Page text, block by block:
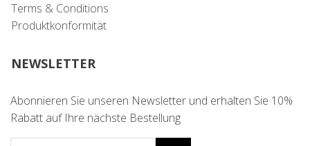
Terms & Conditions
Produktkonformität
NEWSLETTER
Abonnieren Sie unseren Newsletter und erhalten Sie 10%
Rabatt auf Ihre nächste Bestellung